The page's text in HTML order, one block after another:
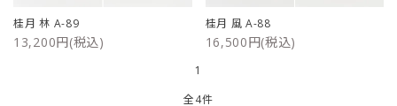
桂月 林 A-89
13,200円(税込)
桂月 風 A-88
16,500円(税込)
1
全4件